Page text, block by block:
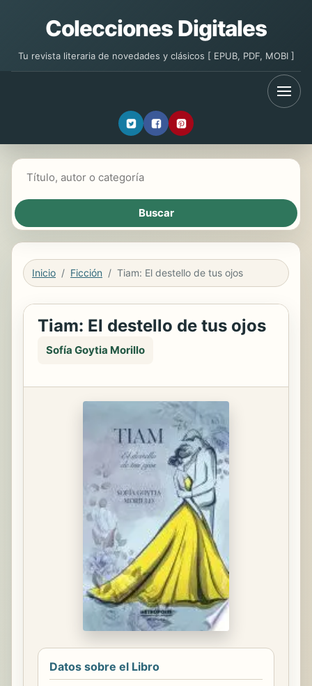
Colecciones Digitales
Tu revista literaria de novedades y clásicos [ EPUB, PDF, MOBI ]
Inicio Ficción Tiam: El destello de tus ojos
Tiam: El destello de tus ojos
Sofía Goytia Morillo
Datos sobre el Libro